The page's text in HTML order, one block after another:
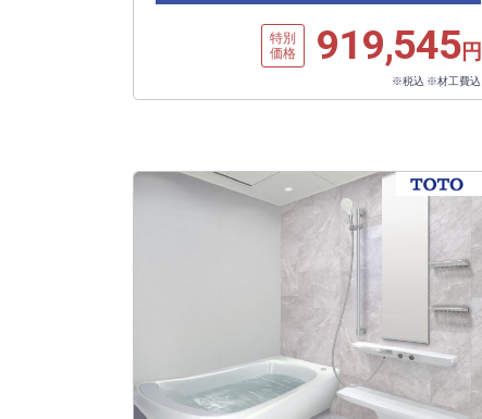
特別
価格
919,545円
※税込 ※材工費込